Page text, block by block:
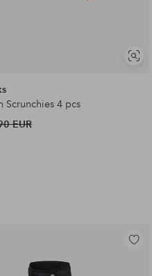
Näytä
Scrunchies 4 pcs
EUR
Lisää